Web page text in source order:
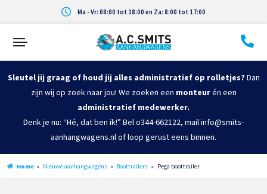
Ma - Vr: 08:00 tot 18:00 en Za: 8:00 tot 17:00
Sleutel jij graag of houd jij alles administratief op rolletjes? Dan
zijn wij op zoek naar jou! We zoeken een monteurén een
administratief medewerker.
Denk je nu: “Hé, dat ben ik!” Bel o344-662122, mail info@smits-
aanhangwagens.nl of loop gerust eens binnen.
Home » Nieuwe aanhangwagens » Boottrailers » Pega boottrailer